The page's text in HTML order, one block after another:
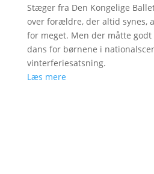
Stæger fra Den Kongelige
over forældre, der altid synes,
for meget. Men der måtte
dans for børnene i
vinterferiesatsning.
Læs mere